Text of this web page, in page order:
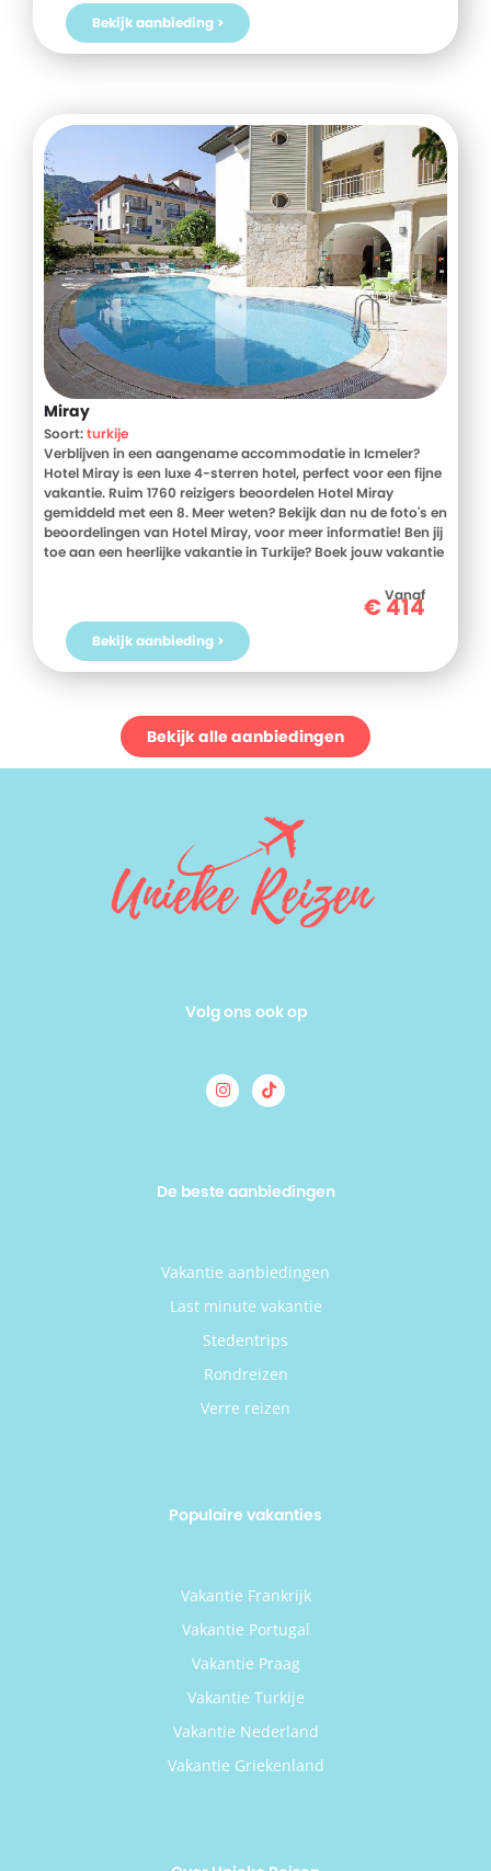
niet snel vergeet.
Bekijk aanbieding >
Miray
Soort:turkije
Verblijven in een aangename accommodatie in Icmeler?
Hotel Miray is een luxe 4-sterren hotel, perfect voor een fijne
vakantie. Ruim 1760 reizigers beoordelen Hotel Miray
gemiddeld met een 8. Meer weten? Bekijk dan nu de foto's en
beoordelingen van Hotel Miray, voor meer informatie! Ben jij
toe aan een heerlijke vakantie in Turkije? Boek jouw vakantie
Vanaf
€414
Bekijk aanbieding >
Bekijk alle aanbiedingen
Volg ons ook op
De beste aanbiedingen
Vakantie aanbiedingen
Last minute vakantie
Stedentrips
Rondreizen
Verre reizen
Populaire vakanties
Vakantie Frankrijk
Vakantie Portugal
Vakantie Praag
Vakantie Turkije
Vakantie Nederland
Vakantie Griekenland